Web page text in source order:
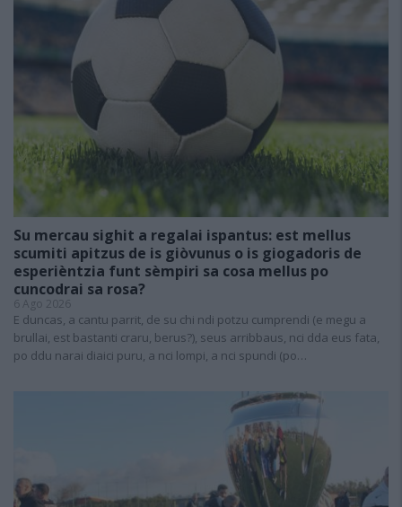
Su mercau sighit a regalai ispantus: est mellus
scumiti apitzus de is giòvunus o is giogadoris de
esperièntzia funt sèmpiri sa cosa mellus po
cuncodrai sa rosa?
6 Ago 2026
E duncas, a cantu parrit, de su chi ndi potzu cumprendi (e megu a
brullai, est bastanti craru, berus?), seus arribbaus, nci dda eus fata,
po ddu narai diaici puru, a nci lompi, a nci spundi (po…